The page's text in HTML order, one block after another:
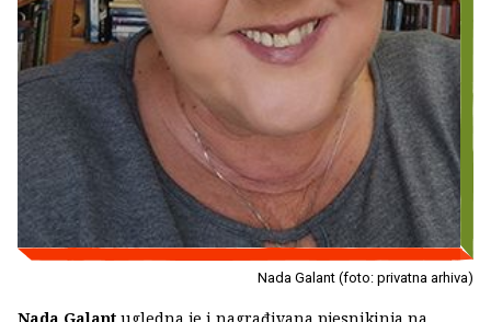
Nada Galant (foto: privatna arhiva)